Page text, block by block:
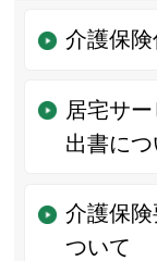
介護保
居宅サ
出書につ
介護保
ついて